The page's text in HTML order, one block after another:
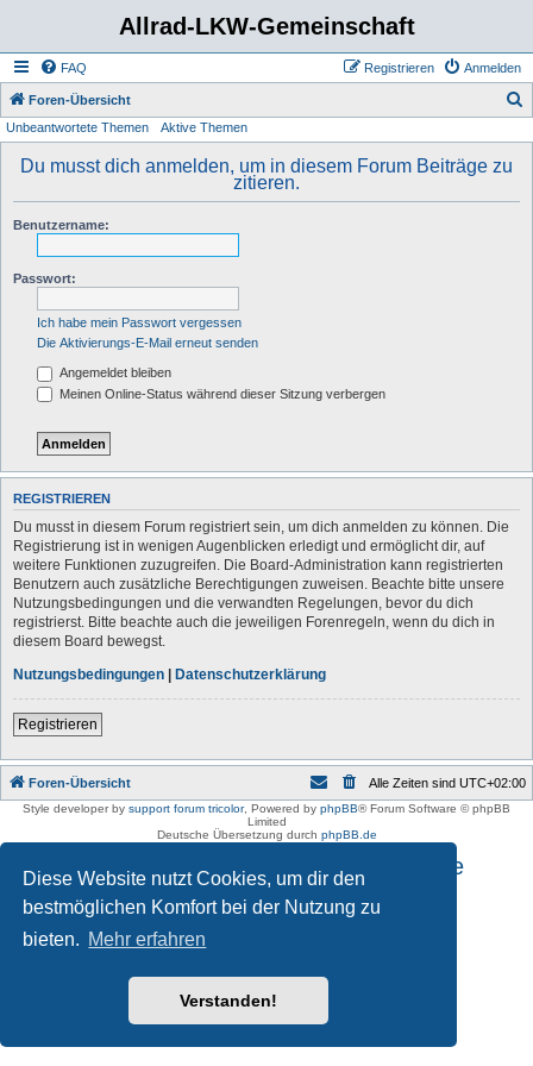
Diese Website nutzt Cookies, um dir den
bestmöglichen Komfort bei der Nutzung zu
bieten. Mehr erfahren
Verstanden!
Allrad-LKW-Gemeinschaft
FAQ Anmelden
Registrieren
Foren-Übersicht
Unbeantwortete Themen Aktive Themen
Du musst dich anmelden, um in diesem Forum Beiträge zu
zitieren.
Benutzername:
Passwort:
Ich habe mein Passwort vergessen
Die Aktivierungs-E-Mail erneut senden
Angemeldet bleiben
Meinen Online-Status während dieser Sitzung verbergen
REGISTRIEREN
Du musst in diesem Forum registriert sein, um dich anmelden zu können. Die
Registrierung ist in wenigen Augenblicken erledigt und ermöglicht dir, auf
weitere Funktionen zuzugreifen. Die Board-Administration kann registrierten
Benutzern auch zusätzliche Berechtigungen zuweisen. Beachte bitte unsere
Nutzungsbedingungen und die verwandten Regelungen, bevor du dich
registrierst. Bitte beachte auch die jeweiligen Forenregeln, wenn du dich in
diesem Board bewegst.
Nutzungsbedingungen | Datenschutzerklärung
Registrieren
Foren-Übersicht Alle Zeiten sind UTC+02:00
Style developer by support forum tricolor, Powered by phpBB® Forum Software © phpBB
Limited
Deutsche Übersetzung durch phpBB.de
Impressum und Datenschutzhinweise